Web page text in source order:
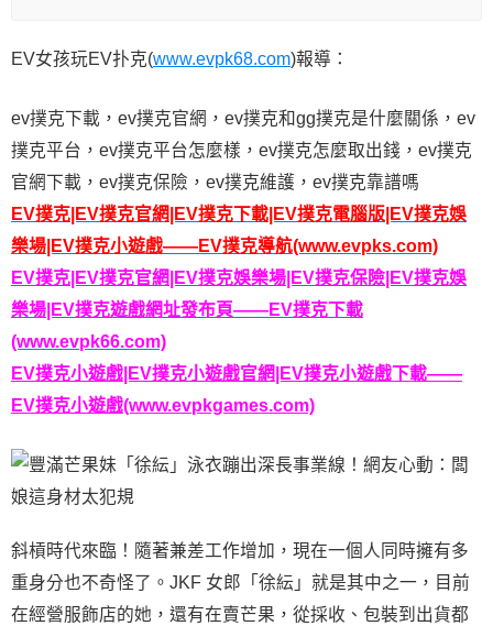
EV女孩玩EV扑克(www.evpk68.com)報導：
ev撲克下載，ev撲克官網，ev撲克和gg撲克是什麼關係，ev
撲克平台，ev撲克平台怎麼樣，ev撲克怎麼取出錢，ev撲克
官網下載，ev撲克保險，ev撲克維護，ev撲克靠譜嗎
EV撲克|EV撲克官網|EV撲克下載|EV撲克電腦版|EV撲克娛
樂場|EV撲克小遊戲——EV撲克導航(www.evpks.com)
EV撲克|EV撲克官網|EV撲克娛樂場|EV撲克保險|EV撲克娛
樂場|EV撲克遊戲網址發布頁——EV撲克下載
(www.evpk66.com)
EV撲克小遊戲|EV撲克小遊戲官網|EV撲克小遊戲下載——
EV撲克小遊戲(www.evpkgames.com)
斜槓時代來臨！隨著兼差工作增加，現在一個人同時擁有多
重身分也不奇怪了。JKF 女郎「徐紜」就是其中之一，目前
在經營服飾店的她，還有在賣芒果，從採收、包裝到出貨都